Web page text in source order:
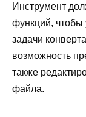
Инструмент
функций, чтобы
задачи
возможность
также
файла.